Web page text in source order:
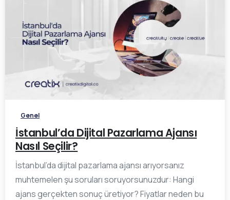
Genel
İstanbul’da Dijital Pazarlama Ajansı
Nasıl Seçilir?
İstanbul’da dijital pazarlama ajansı arıyorsanız
muhtemelen şu soruları soruyorsunuzdur: Hangi
ajans gerçekten sonuç üretiyor? Fiyatlar neden bu